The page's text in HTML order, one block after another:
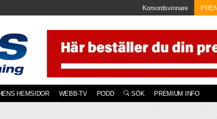
Korsordsvinnare
HEMSIDOR WEBB-TV PODD SÖK PREMIUM INFO